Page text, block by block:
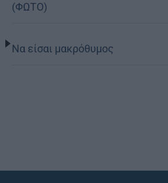
(ΦΩΤΟ)
Να είσαι μακρόθυμος